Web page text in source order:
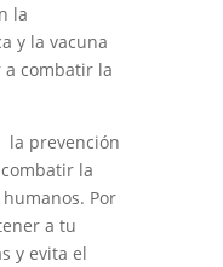
la
y la vacuna
combatir la
la prevención
la
Por
a tu
y evita el